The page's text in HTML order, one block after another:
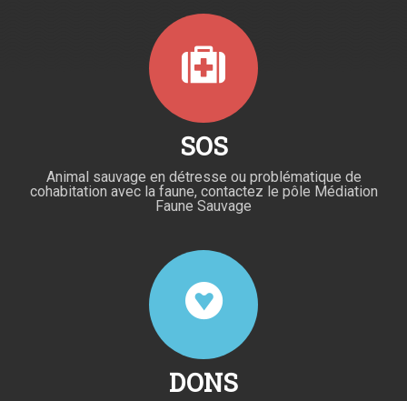
SOS
Animal sauvage en détresse ou problématique de
cohabitation avec la faune, contactez le pôle Médiation
Faune Sauvage
DONS